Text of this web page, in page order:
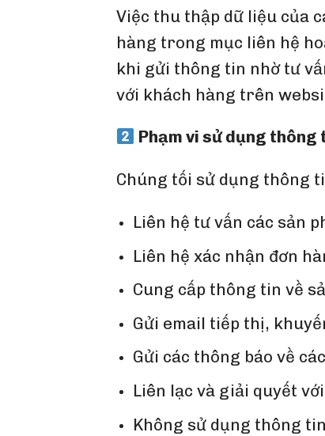
Việc thu thập dữ liệu của
hàng trong mục liên hệ
khi gửi thông tin nhờ tư
với khách hàng trên
Phạm vi sử dụng thông
Chúng tối sử dụng thông
Liên hệ tư vấn các sản
Liên hệ xác nhận đơn
Cung cấp thông tin về
Gửi email tiếp thị,
Gửi các thông báo về
Liên lạc và giải quyết
Không sử dụng thông